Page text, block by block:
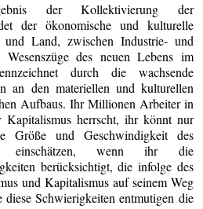
der Kollektivierung der
der ökonomische und kulturelle
und Land, zwischen Industrie- und
des neuen Lebens im
durch die wachsende
an den materiellen und kulturellen
Aufbaus. Ihr Millionen Arbeiter in
herrscht, ihr könnt nur
Größe und Geschwindigkeit des
einschätzen, wenn ihr die
berücksichtigt, die infolge des
und Kapitalismus auf seinem Weg
Schwierigkeiten entmutigen die